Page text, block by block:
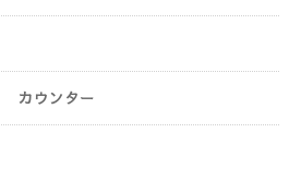
カウンター